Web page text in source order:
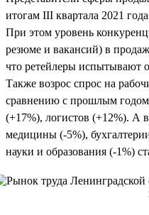
итогам III квартала 2021
При этом уровень
резюме и вакансий) в
что ретейлеры испытывают
Также возрос спрос на
сравнению с прошлым
(+17%), логистов (+12%). А
медицины (-5%),
науки и образования (-1%)